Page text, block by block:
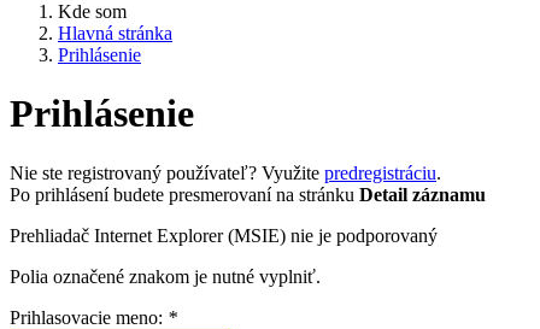
Kde som
Hlavná stránka
Prihlásenie
Prihlásenie
Nie ste registrovaný používateľ? Využite predregistráciu.
Po prihlásení budete presmerovaní na stránku Detail záznamu
Prehliadač Internet Explorer (MSIE) nie je podporovaný
Polia označené znakom je nutné vyplniť.
Prihlasovacie meno: *